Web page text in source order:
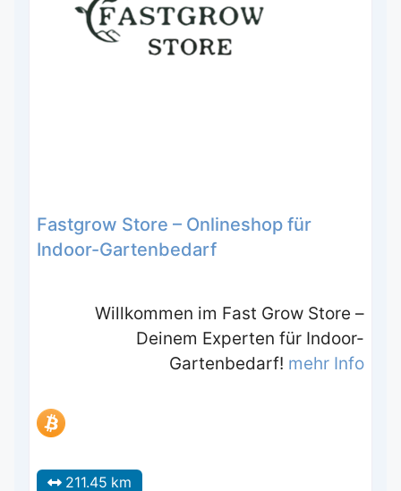
Fastgrow Store – Onlineshop für
Indoor-Gartenbedarf
Willkommen im Fast Grow Store –
Deinem Experten für Indoor-
Gartenbedarf! mehr Info
211.45 km